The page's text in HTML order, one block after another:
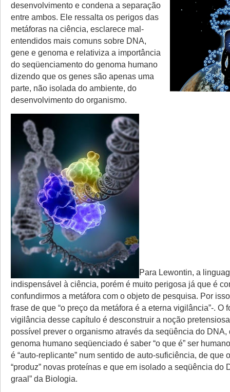
desenvolvimento e condena a separação
entre ambos. Ele ressalta os perigos das
metáforas na ciência, esclarece mal-
entendidos mais comuns sobre DNA,
gene e genoma e relativiza a importância
do seqüenciamento do genoma humano
dizendo que os genes são apenas uma
parte, não isolada do ambiente, do
desenvolvimento do organismo.
Para Lewontin, a
indispensável à ciência, porém é muito perigosa já que é
confundirmos a metáfora com o objeto de pesquisa. Por
frase de que “o preço da metáfora é a eterna vigilância”-. O
vigilância desse capítulo é desconstruir a noção
possível prever o organismo através da seqüência do DNA,
genoma humano seqüenciado é saber “o que é” ser
é “auto-replicante” num sentido de auto-suficiência, de que
“produz” novas proteínas e que em isolado a seqüência do
graal” da Biologia.